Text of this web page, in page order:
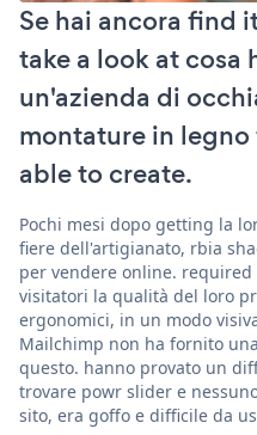
Se hai ancora find
take a look at cosa
un'azienda di
montature in
able to create.
Pochi mesi dopo getting la
fiere dell'artigianato, rbia
per vendere online.
visitatori la qualità del loro
ergonomici, in un modo
Mailchimp non ha fornito
questo. hanno provato un
trovare powr slider e
sito, era goffo e difficile da